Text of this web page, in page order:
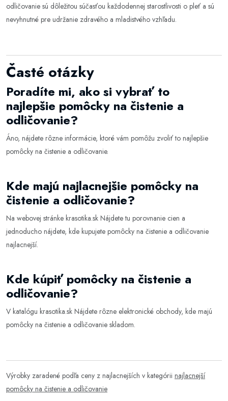
odličovanie sú dôležitou súčasťou každodennej starostlivosti o pleť a sú
nevyhnutné pre udržanie zdravého a mladistvého vzhľadu.
Časté otázky
Poradíte mi, ako si vybrať to
najlepšie pomôcky na čistenie a
odličovanie?
Áno, nájdete rôzne informácie, ktoré vám pomôžu zvoliť to najlepšie
pomôcky na čistenie a odličovanie.
Kde majú najlacnejšie pomôcky na
čistenie a odličovanie?
Na webovej stránke krasotika.sk Nájdete tu porovnanie cien a
jednoducho nájdete, kde kupujete pomôcky na čistenie a odličovanie
najlacnejší.
Kde kúpiť pomôcky na čistenie a
odličovanie?
V katalógu krasotika.sk Nájdete rôzne elektronické obchody, kde majú
pomôcky na čistenie a odličovanie skladom.
Výrobky zaradené podľa ceny z najlacnejších v kategórii najlacnejší
pomôcky na čistenie a odličovanie